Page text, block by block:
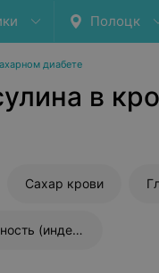
Полоцк
диабете
в
Сахар крови
Инсулинорезистентность (индекс HOMA)